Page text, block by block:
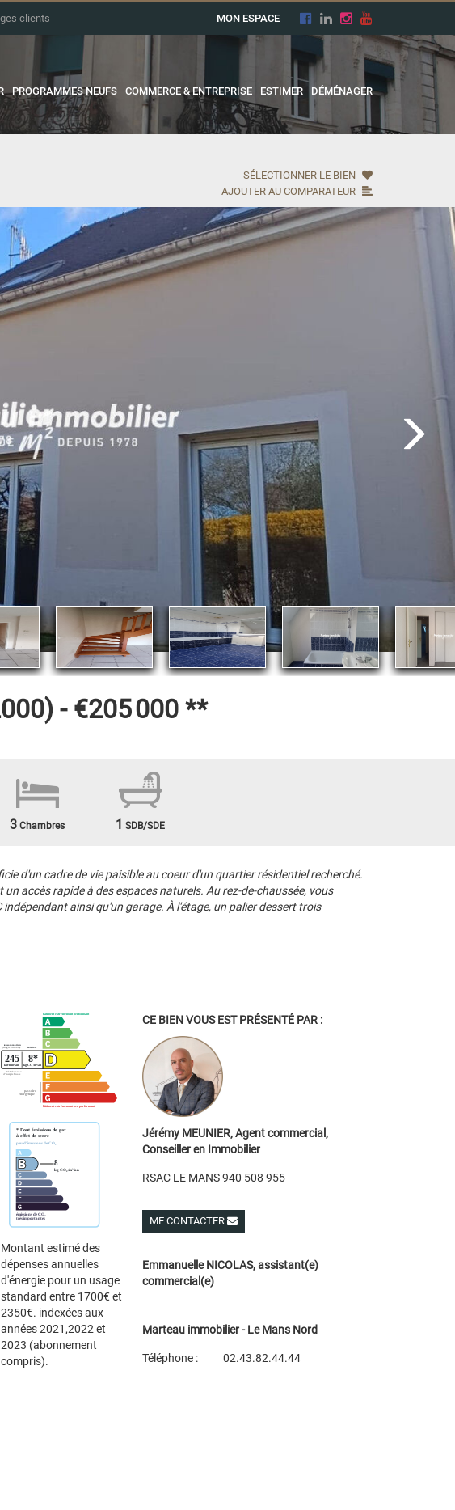
clients MON ESPACE
PROGRAMMES NEUFS COMMERCE & ENTREPRISE ESTIMER DÉMÉNAGER
SÉLECTIONNER LE BIEN
AJOUTER AU COMPARATEUR
- €205 000 **
3 Chambres 1 SDB/SDE
d'un cadre de vie paisible au coeur d'un quartier résidentiel recherché.
accès rapide à des espaces naturels. Au rez-de-chaussée, vous
ainsi qu'un garage. À l'étage, un palier dessert trois
Montant estimé des
dépenses annuelles
d'énergie pour un usage
standard entre 1700€ et
2350€. indexées aux
années 2021,2022 et
2023 (abonnement
compris).
CE BIEN VOUS EST PRÉSENTÉ PAR :
Jérémy MEUNIER, Agent commercial,
Conseiller en Immobilier
RSAC LE MANS 940 508 955
ME CONTACTER
Emmanuelle NICOLAS, assistant(e)
commercial(e)
Marteau immobilier - Le Mans Nord
Téléphone :
02.43.82.44.44